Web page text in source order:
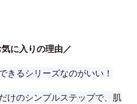
に入りの理由／
きるシリーズなのがいい！
けのシンプルステップで、肌